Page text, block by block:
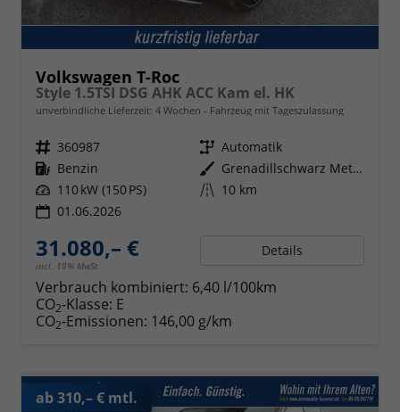
Volkswagen T-Roc
Style 1.5TSI DSG AHK ACC Kam el. HK
unverbindliche Lieferzeit: 4 Wochen Fahrzeug mit Tageszulassung
Fahrzeugnr. 360987 Getriebe Automatik
Kraftstoff Benzin Außenfarbe
Grenadillschwarz Metallic
Leistung 110 kW (150 PS) Kilometerstand 10 km
01.06.2026
31.080,– €
incl. 19% MwSt.
Details
Verbrauch kombiniert: 6,40 l/100km
CO2-Klasse: E
CO2-Emissionen: 146,00 g/km
ab 310,– € mtl.